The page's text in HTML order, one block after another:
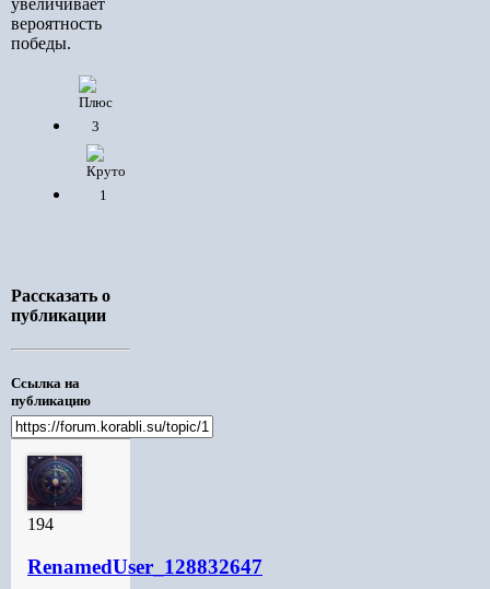
увеличивает
вероятность
победы.
3
1
Рассказать о
публикации
Ссылка на
публикацию
194
RenamedUser_128832647